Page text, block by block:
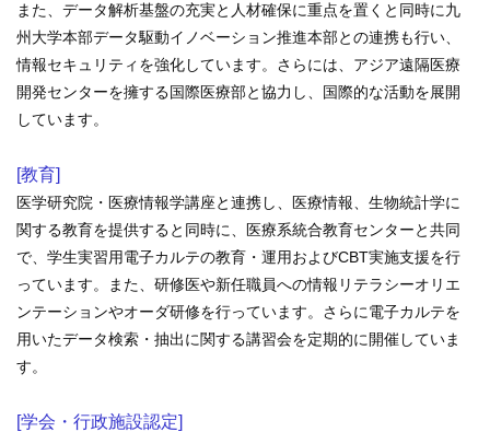
初 診／8：30～11：00
再 診／8：15～17：00（自動再来受付機）
8：20～17：00 （窓口受付）
休診日／土・日・祝日、年末年始
外来
フロアマップ
駐車場
また、データ解析基盤の充実と人材確保に重点を置くと同時に九
州大学本部データ駆動イノベーション推進本部との連携も行い、
情報セキュリティを強化しています。さらには、アジア遠隔医療
開発センターを擁する国際医療部と協力し、国際的な活動を展開
しています。
[教育]
医学研究院・医療情報学講座と連携し、医療情報、生物統計学に
関する教育を提供すると同時に、医療系統合教育センターと共同
で、学生実習用電子カルテの教育・運用およびCBT実施支援を行
っています。また、研修医や新任職員への情報リテラシーオリエ
ンテーションやオーダ研修を行っています。さらに電子カルテを
用いたデータ検索・抽出に関する講習会を定期的に開催していま
す。
[学会・行政施設認定]